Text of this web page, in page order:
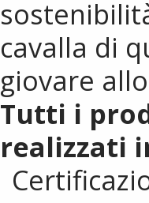
cavalla di
giovare
Tutti i
realizzati